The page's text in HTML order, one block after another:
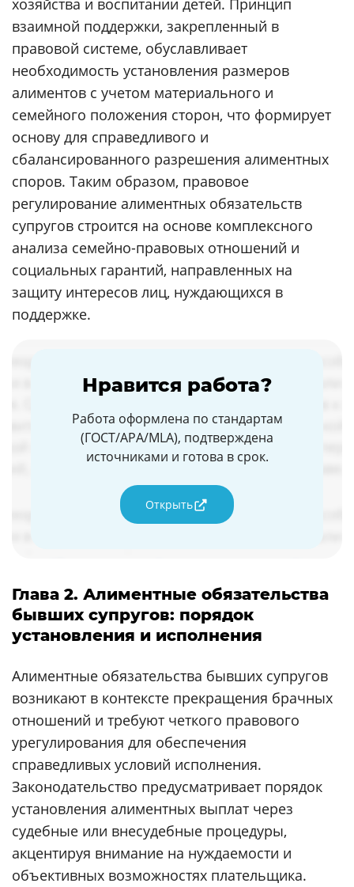
хозяйства и воспитании детей. Принцип
взаимной поддержки, закрепленный в
правовой системе, обуславливает
необходимость установления размеров
алиментов с учетом материального и
семейного положения сторон, что формирует
основу для справедливого и
сбалансированного разрешения алиментных
споров. Таким образом, правовое
регулирование алиментных обязательств
супругов строится на основе комплексного
анализа семейно-правовых отношений и
социальных гарантий, направленных на
защиту интересов лиц, нуждающихся в
поддержке.
Нравится работа?
Работа оформлена по стандартам
(ГОСТ/APA/MLA), подтверждена
источниками и готова в срок.
Открыть
Глава 2. Алиментные обязательства
бывших супругов: порядок
установления и исполнения
Алиментные обязательства бывших супругов
возникают в контексте прекращения брачных
отношений и требуют четкого правового
урегулирования для обеспечения
справедливых условий исполнения.
Законодательство предусматривает порядок
установления алиментных выплат через
судебные или внесудебные процедуры,
акцентируя внимание на нуждаемости и
объективных возможностях плательщика.